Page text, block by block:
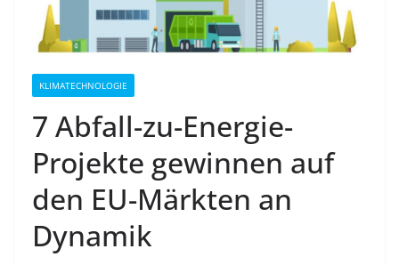
KLIMATECHNOLOGIE
7 Abfall-zu-Energie-
Projekte gewinnen auf
den EU-Märkten an
Dynamik